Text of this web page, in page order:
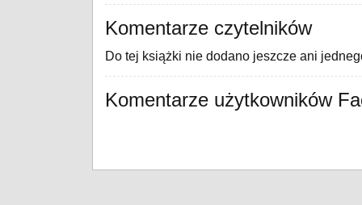
Komentarze czytelników
Do tej książki nie dodano jeszcze ani
Komentarze użytkowników